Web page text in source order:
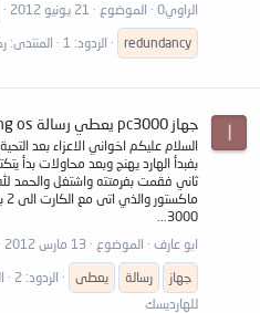
الراوي0
الموضوع 21 يونيو 2012
redundancy
الردود: 1 المنتدى:
ا جهاز pc3000 يعطي رسالة error laoding os
بفبدأ الهارد يهنج وبعد محاولات بدأ
3000...
ابو عارف
الموضوع 13 مارس 2012
جهاز
رسالة يعطى الردود: 2
للهارديسك